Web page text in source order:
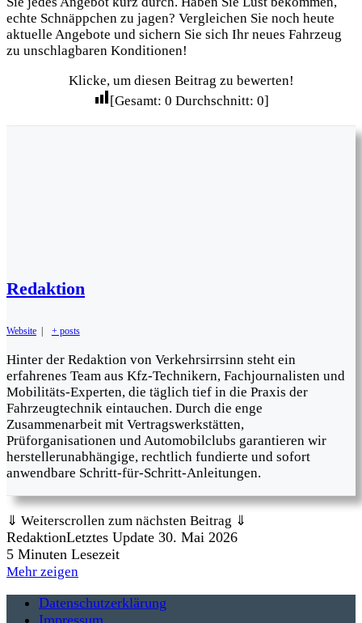
echte Schnäppchen zu jagen? Vergleichen Sie noch heute
aktuelle Angebote und sichern Sie sich Ihr neues Fahrzeug
zu unschlagbaren Konditionen!
Klicke, um diesen Beitrag zu bewerten!
[Gesamt: 0 Durchschnitt: 0]
Redaktion
Website + posts
Hinter der Redaktion von Verkehrsirrsinn steht ein
erfahrenes Team aus Kfz-Technikern, Fachjournalisten und
Mobilitäts-Experten, die täglich tief in die Praxis der
Fahrzeugtechnik eintauchen. Durch die enge
Zusammenarbeit mit Vertragswerkstätten,
Prüforganisationen und Automobilclubs garantieren wir
herstellerunabhängige, rechtlich fundierte und sofort
anwendbare Schritt-für-Schritt-Anleitungen.
⇓ Weiterscrollen zum nächsten Beitrag ⇓
RedaktionLetztes Update 30. Mai 2026
5 Minuten Lesezeit
Mehr zeigen
Datenschutzerklärung